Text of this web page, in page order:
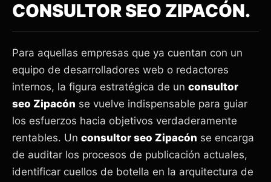
CONSULTOR SEO ZIPACÓN.
Para aquellas empresas que ya cuentan con un
equipo de desarrolladores web o redactores
internos, la figura estratégica de un consultor
seo Zipacón se vuelve indispensable para guiar
los esfuerzos hacia objetivos verdaderamente
rentables. Un consultor seo Zipacón se encarga
de auditar los procesos de publicación actuales,
identificar cuellos de botella en la arquitectura de